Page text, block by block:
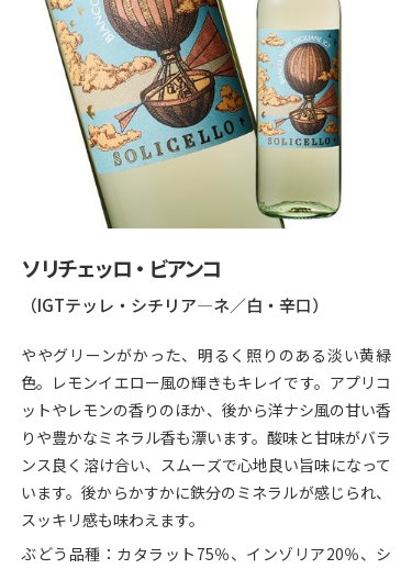
ソリチェッロ・ビアンコ
（IGTテッレ・シチリア―ネ／白・辛口）
ややグリーンがかった、明るく照りのある淡い黄緑
色。レモンイエロー風の輝きもキレイです。アプリコ
ットやレモンの香りのほか、後から洋ナシ風の甘い香
りや豊かなミネラル香も漂います。酸味と甘味がバラ
ンス良く溶け合い、スムーズで心地良い旨味になって
います。後からかすかに鉄分のミネラルが感じられ、
スッキリ感も味わえます。
ぶどう品種：カタラット75％、インゾリア20％、シ